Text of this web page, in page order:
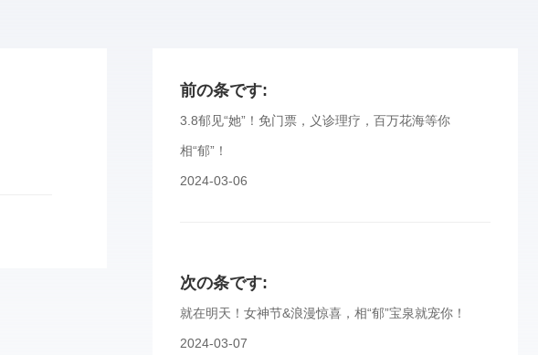
前の条です:
3.8郁见“她”！免门票，义诊理疗，百万花海等你
相“郁”！
2024-03-06
次の条です:
就在明天！女神节&浪漫惊喜，相“郁”宝泉就宠你！
2024-03-07